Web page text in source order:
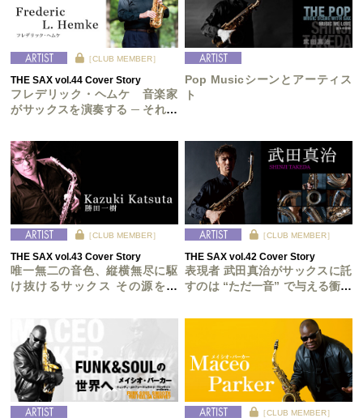
［CLUB MEMBER］
THE SAX vol.44 Cover Story
フレデリック・ヘムケ 音楽家
がサックスを演奏する ─ それが
役目だ
Pop Musicシーンとアーティス
ト
［CLUB MEMBER］
THE SAX vol.43 Cover Story
唯一無二の音色、縦横無尽に駆
け抜けるサックス その源を語
［CLUB MEMBER］
THE SAX vol.42 Cover Story
表現者 武田真治がサックスに託
すのは “ただ一音” で与える衝撃
［CLUB MEMBER］